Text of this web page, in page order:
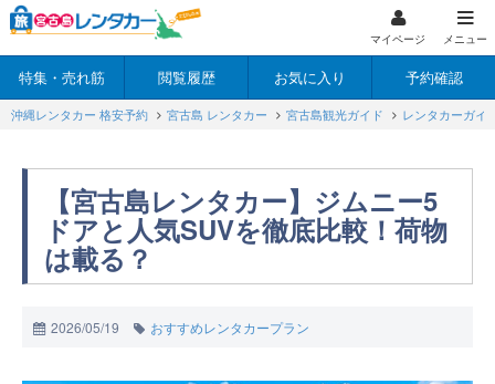
マイページ メニュー
特集・売れ筋 閲覧履歴 お気に入り 予約確認
沖縄レンタカー 格安予約 宮古島 レンタカー 宮古島観光ガイド レンタカーガイ
【宮古島レンタカー】ジムニー5
ドアと人気SUVを徹底比較！荷物
は載る？
2026/05/19 おすすめレンタカープラン